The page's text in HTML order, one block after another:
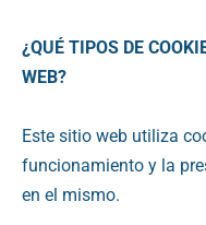
¿QUÉ TIPOS DE
WEB?
Este sitio web utiliza
funcionamiento y la
en el mismo.